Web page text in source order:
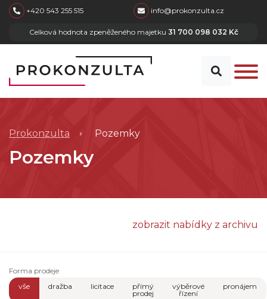
skip to main content
+420 543 255 515 info@prokonzulta.cz
Celková hodnota zpeněženého majetku 31 700 098 032 Kč
Prokonzulta Pozemky
Pozemky
zobrazit nabídky z archivu
Forma prodeje
vše
dražba licitace
přímý
prodej
výběrové
řízení
pronájem